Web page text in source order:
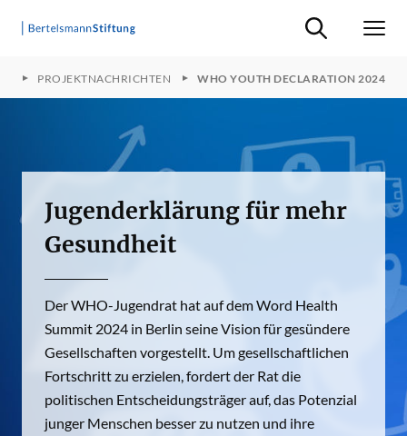
Suche ein-/
PROJEKTNACHRICHTEN WHO YOUTH DECLARATION 2024
Jugenderklärung für mehr
Gesundheit
Der WHO-Jugendrat hat auf dem Word Health
Summit 2024 in Berlin seine Vision für gesündere
Gesellschaften vorgestellt. Um gesellschaftlichen
Fortschritt zu erzielen, fordert der Rat die
politischen Entscheidungsträger auf, das Potenzial
junger Menschen besser zu nutzen und ihre